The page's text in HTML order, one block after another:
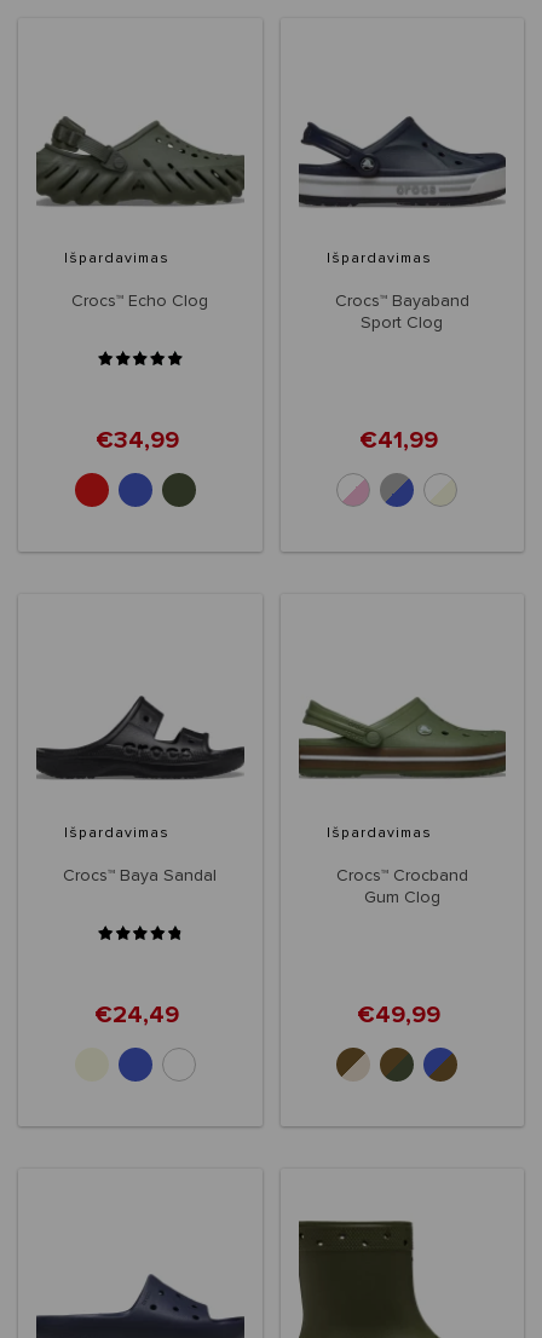
Išpardavimas
Crocs™ Echo Clog
€34,99
Išpardavimas
Crocs™ Bayaband
Sport Clog
€41,99
Išpardavimas
Crocs™ Baya Sandal
€24,49
Išpardavimas
Crocs™ Crocband
Gum Clog
€49,99